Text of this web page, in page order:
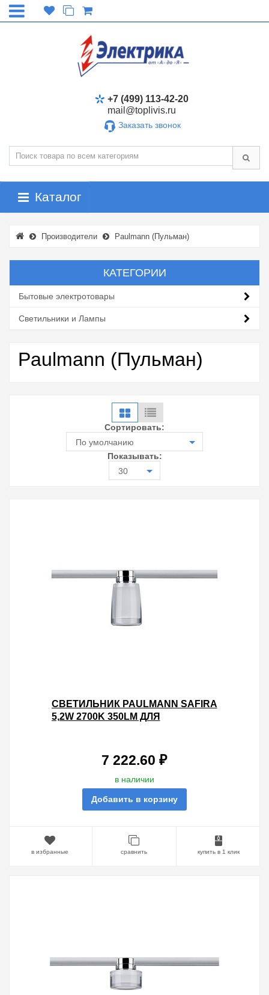
+7 (499) 113-42-20
mail@toplivis.ru
Заказать звонок
Каталог
Производители Paulmann (Пульман)
КАТЕГОРИИ
Бытовые электротовары
Светильники и Лампы
Paulmann (Пульман)
Сортировать:
По умолчанию
Показывать:
30
CВЕТИЛЬНИК PAULMANN SAFIRA
5,2W 2700K 350LM ДЛЯ
7 222.60 ₽
в наличии
Добавить в корзину
в избранные сравнить купить в 1 клик